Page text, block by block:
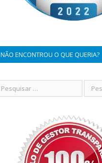
NÃO ENCONTROU O QUE QUERIA?